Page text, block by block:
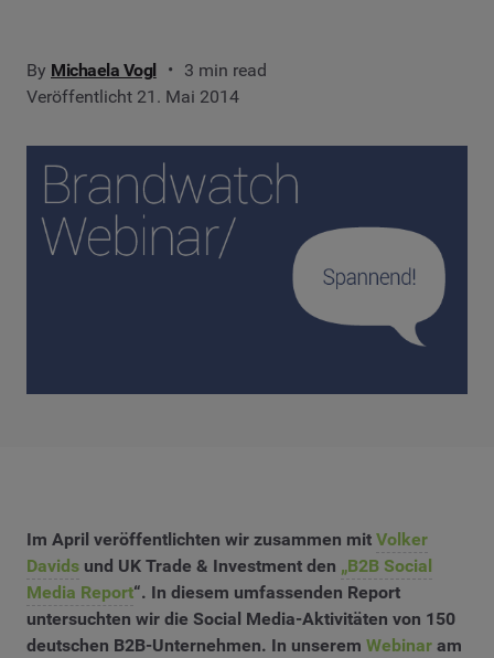
By Michaela Vogl
3 min read
Veröffentlicht 21. Mai 2014
Im April veröffentlichten wir zusammen mit Volker
Davids und UK Trade & Investment den „B2B Social
Media Report“. In diesem umfassenden Report
untersuchten wir die Social Media-Aktivitäten von 150
deutschen B2B-Unternehmen. In unserem Webinar am